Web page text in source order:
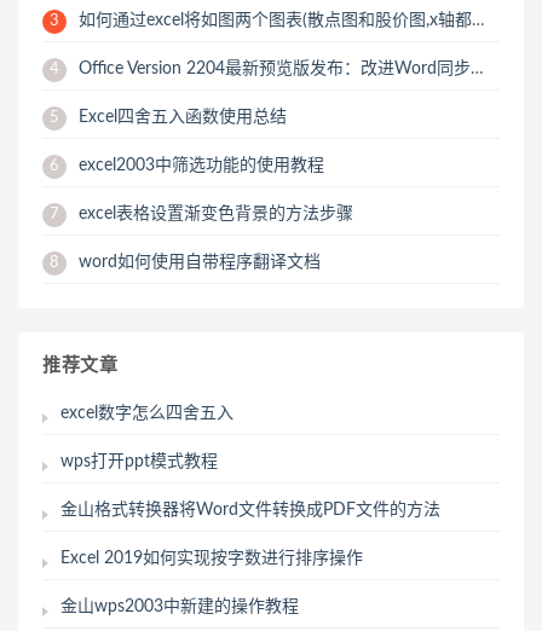
3 如何通过excel将如图两个图表(散点图和股价图,x轴都是..-
4 Office Version 2204最新预览版发布：改进Word同步协作功能
5 Excel四舍五入函数使用总结
6 excel2003中筛选功能的使用教程
7 excel表格设置渐变色背景的方法步骤
8 word如何使用自带程序翻译文档
推荐文章
excel数字怎么四舍五入
wps打开ppt模式教程
金山格式转换器将Word文件转换成PDF文件的方法
Excel 2019如何实现按字数进行排序操作
金山wps2003中新建的操作教程